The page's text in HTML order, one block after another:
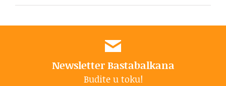
Newsletter Bastabalkana
Budite u toku!